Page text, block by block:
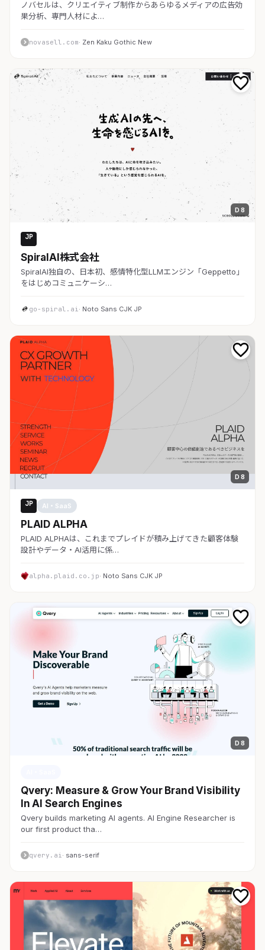
ノバセルは、クリエイティブ制作からあらゆるメディアの広告効
果分析、専門人材によ…
novasell.com· Zen Kaku Gothic New
D 8
JP
SpiralAI株式会社
SpiralAI独自の、日本初、感情特化型LLMエンジン「Geppetto」
をはじめコミュニケーシ…
go-spiral.ai · Noto Sans CJK JP
D 8
JP AI・SaaS
PLAID ALPHA
PLAID ALPHAは、これまでプレイドが積み上げてきた顧客体験
設計やデータ・AI活用に係…
alpha.plaid.co.jp· Noto Sans CJK JP
D 8
Qvery: Measure & Grow Your Brand Visibility
In AI Search Engines
Qvery builds marketing AI agents. AI Engine Researcher is
our first product tha…
qvery.ai· sans-serif